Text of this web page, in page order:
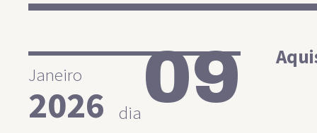
Janeiro
2026 dia09